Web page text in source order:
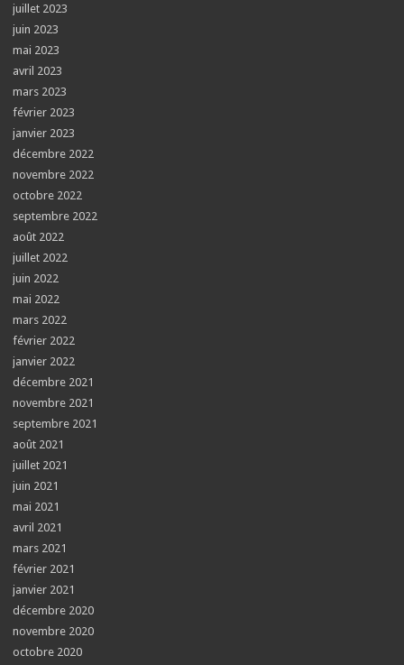
juillet 2023
juin 2023
mai 2023
avril 2023
mars 2023
février 2023
janvier 2023
décembre 2022
novembre 2022
octobre 2022
septembre 2022
août 2022
juillet 2022
juin 2022
mai 2022
mars 2022
février 2022
janvier 2022
décembre 2021
novembre 2021
septembre 2021
août 2021
juillet 2021
juin 2021
mai 2021
avril 2021
mars 2021
février 2021
janvier 2021
décembre 2020
novembre 2020
octobre 2020